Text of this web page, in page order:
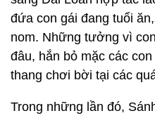
đứa con gái đang tuổi
nom. Những tưởng vì
đâu, hắn bỏ mặc các
thang chơi bời tại các
Trong những lần đó,